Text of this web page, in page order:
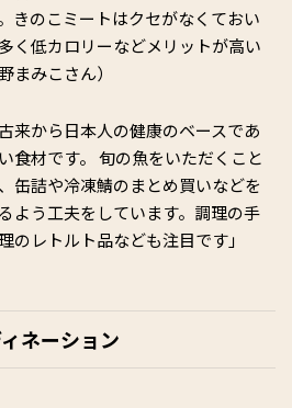
きのこミートはクセがなくておい
く低カロリーなどメリットが高い
まみこさん）
来から日本人の健康のベースであ
食材です。 旬の魚をいただくこと
缶詰や冷凍鯖のまとめ買いなどを
よう工夫をしています。調理の手
のレトルト品なども注目です」
ネーション